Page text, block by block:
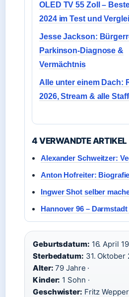
OLED TV 55 Zoll –
2024 im Test und
Jesse Jackson:
Parkinson-Diagnose &
Vermächtnis
Alle unter einem Dach:
2026, Stream & alle
4 VERWANDTE ARTIKEL
Alexander Schweitzer:
Anton Hofreiter:
Ingwer Shot selber
Hannover 96 –
Geburtsdatum: 16. April
Sterbedatum: 31. Oktober
Alter: 79 Jahre ·
Kinder: 1 Sohn ·
Geschwister: Fritz